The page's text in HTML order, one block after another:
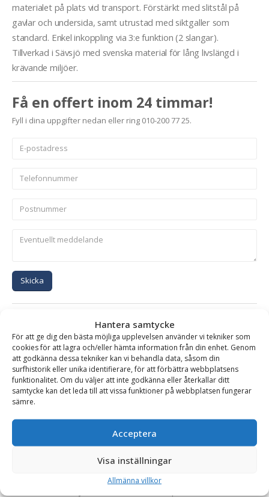
Hantera samtycke
För att ge dig den bästa möjliga upplevelsen använder vi tekniker som
cookies för att lagra och/eller hämta information från din enhet. Genom
att godkänna dessa tekniker kan vi behandla data, såsom din
surfhistorik eller unika identifierare, för att förbättra webbplatsens
funktionalitet. Om du väljer att inte godkänna eller återkallar ditt
samtycke kan det leda till att vissa funktioner på webbplatsen fungerar
sämre.
Acceptera
Visa inställningar
Allmänna villkor
materialet på plats vid transport. Förstärkt med slitstål på
gavlar och undersida, samt utrustad med siktgaller som
standard. Enkel inkoppling via 3:e funktion (2 slangar).
Tillverkad i Sävsjö med svenska material för lång livslängd i
krävande miljöer.
Få en offert inom 24 timmar!
Fyll i dina uppgifter nedan eller ring 010-200 77 25.
Skicka
Lättmaterialskopor på kampanj Miljöskopor med grip
BESKRIVNING
Klämskopa / Miljöskopa – fäste Stora BM, volym 5000 l,
bredd 2750 mm, vikt 1850 kg, med sparskär
Carrus klämskopa (miljöskopa) är en kraftig lättmaterialskopa
med hydrauliskt lock, utvecklad för effektiv hantering av avfall,